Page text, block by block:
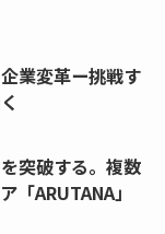
業変革ー挑戦す
突破する。複数
「ARUTANA」